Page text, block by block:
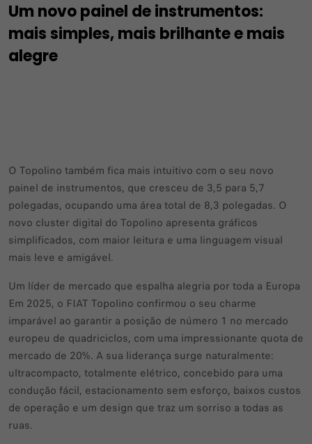
Um novo painel de instrumentos:
mais simples, mais brilhante e mais
alegre
O Topolino também fica mais intuitivo com o seu novo
painel de instrumentos, que cresceu de 3,5 para 5,7
polegadas, ocupando uma área total de 8,3 polegadas. O
novo cluster digital do Topolino apresenta gráficos
simplificados, com maior leitura e uma linguagem visual
mais leve e amigável.
Um líder de mercado que espalha alegria por toda a Europa
Em 2025, o FIAT Topolino confirmou o seu charme
imparável ao garantir a posição de número 1 no mercado
europeu de quadriciclos, com uma impressionante quota de
mercado de 20%. A sua liderança surge naturalmente:
ultracompacto, totalmente elétrico, concebido para uma
condução fácil, estacionamento sem esforço, baixos custos
de operação e um design que traz um sorriso a todas as
ruas.